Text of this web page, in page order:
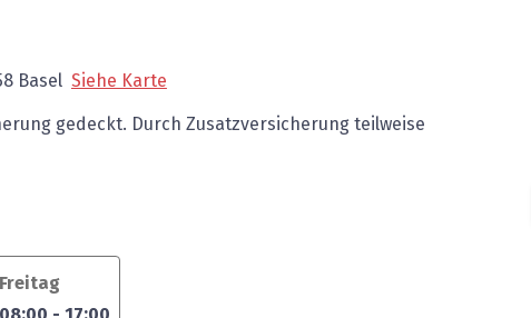
Basel Siehe Karte
gedeckt. Durch Zusatzversicherung teilweise
Freitag